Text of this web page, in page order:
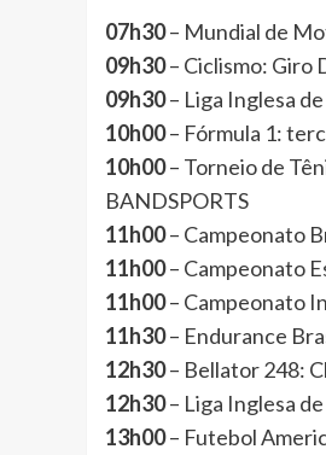
07h30– Mundial de
09h30– Ciclismo: Giro
09h30– Liga Inglesa
10h00– Fórmula 1:
10h00– Torneio de
BANDSPORTS
11h00– Campeonato
11h00– Campeonato
11h00– Campeonato
11h30– Endurance
12h30– Bellator 248:
12h30– Liga Inglesa
13h00– Futebol